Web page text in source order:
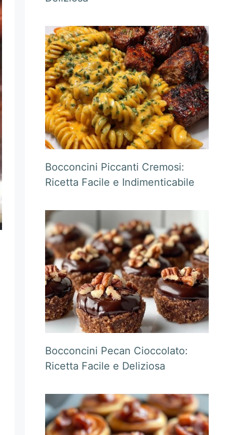
Bocconcini Piccanti Cremosi:
Ricetta Facile e Indimenticabile
Bocconcini Pecan Cioccolato:
Ricetta Facile e Deliziosa